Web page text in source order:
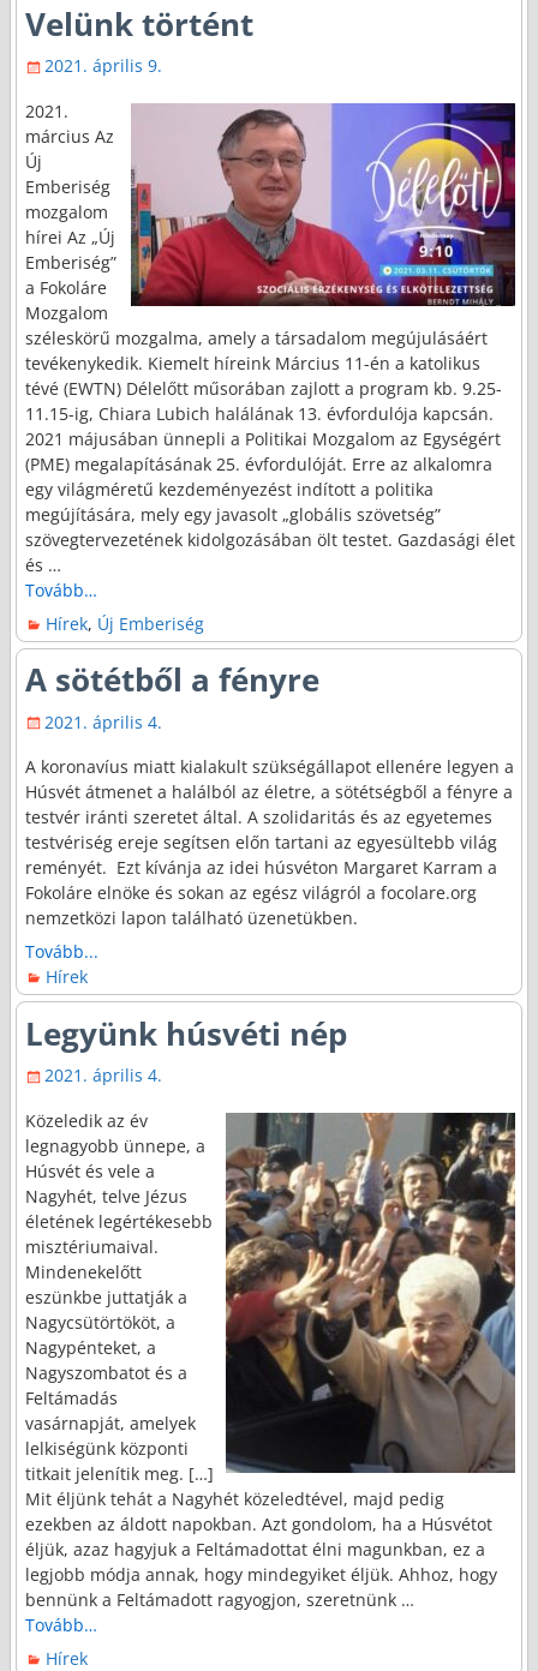
Velünk történt
2021. április 9.
2021.
március Az
Új
Emberiség
mozgalom
hírei Az „Új
Emberiség”
a Fokoláre
Mozgalom
széleskörű mozgalma, amely a társadalom megújulásáért
tevékenykedik. Kiemelt híreink Március 11-én a katolikus
tévé (EWTN) Délelőtt műsorában zajlott a program kb. 9.25-
11.15-ig, Chiara Lubich halálának 13. évfordulója kapcsán.
2021 májusában ünnepli a Politikai Mozgalom az Egységért
(PME) megalapításának 25. évfordulóját. Erre az alkalomra
egy világméretű kezdeményezést indított a politika
megújítására, mely egy javasolt „globális szövetség”
szövegtervezetének kidolgozásában ölt testet. Gazdasági élet
és …
Tovább…
Hírek, Új Emberiség
A sötétből a fényre
2021. április 4.
A koronavíus miatt kialakult szükségállapot ellenére legyen a
Húsvét átmenet a halálból az életre, a sötétségből a fényre a
testvér iránti szeretet által. A szolidaritás és az egyetemes
testvériség ereje segítsen előn tartani az egyesültebb világ
reményét. Ezt kívánja az idei húsvéton Margaret Karram a
Fokoláre elnöke és sokan az egész világról a focolare.org
nemzetközi lapon található üzenetükben.
Tovább...
Hírek
Legyünk húsvéti nép
2021. április 4.
Közeledik az év
legnagyobb ünnepe, a
Húsvét és vele a
Nagyhét, telve Jézus
életének legértékesebb
misztériumaival.
Mindenekelőtt
eszünkbe juttatják a
Nagycsütörtököt, a
Nagypénteket, a
Nagyszombatot és a
Feltámadás
vasárnapját, amelyek
lelkiségünk központi
titkait jelenítik meg. […]
Mit éljünk tehát a Nagyhét közeledtével, majd pedig
ezekben az áldott napokban. Azt gondolom, ha a Húsvétot
éljük, azaz hagyjuk a Feltámadottat élni magunkban, ez a
legjobb módja annak, hogy mindegyiket éljük. Ahhoz, hogy
bennünk a Feltámadott ragyogjon, szeretnünk …
Tovább…
Hírek